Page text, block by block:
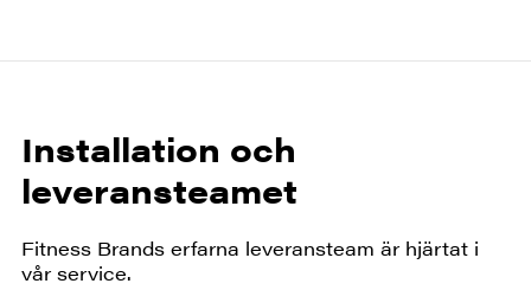
Installation och
leveransteamet
Fitness Brands erfarna leveransteam är hjärtat i
vår service.